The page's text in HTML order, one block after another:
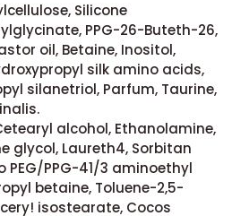
Silicone
PPG-26-Buteth-26,
oil, Betaine, Inositol,
silk amino acids,
silanetriol, Parfum, Taurine,
alcohol, Ethanolamine,
glycol, Laureth4, Sorbitan
PPG-41/3 aminoethyl
betaine, Toluene-2,5-
isostearate, Cocos